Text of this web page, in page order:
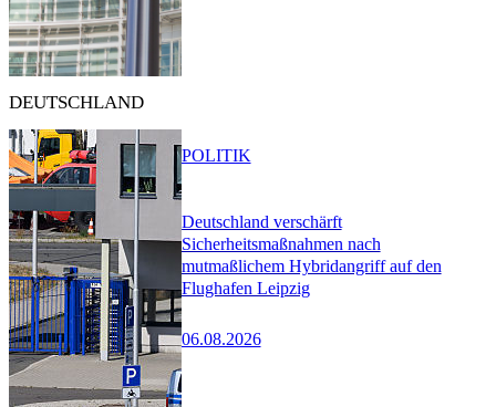
DEUTSCHLAND
Deutschland verschärft
Sicherheitsmaßnahmen nach
mutmaßlichem Hybridangriff auf den
Flughafen Leipzig
06.08.2026
POLITIK